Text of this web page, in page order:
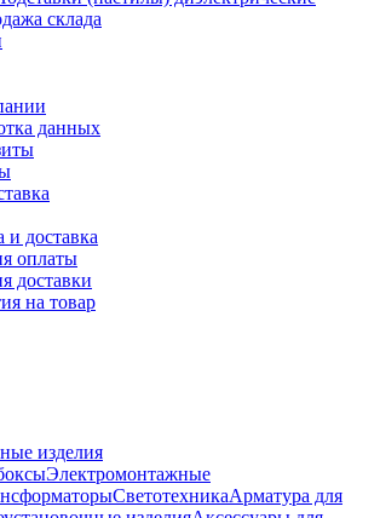
склада
данных
и доставка
оплаты
доставки
на товар
изделия
Электромонтажные
СветотехникаАрматура для